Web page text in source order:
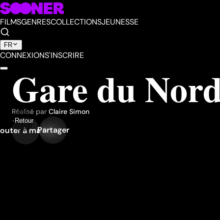
FILMSGENRESCOLLECTIONSJEUNESSE
FR
CONNEXIONS'INSCRIRE
Retour
Gare du
Réalisé par Claire Simon
à ma liste
Partager